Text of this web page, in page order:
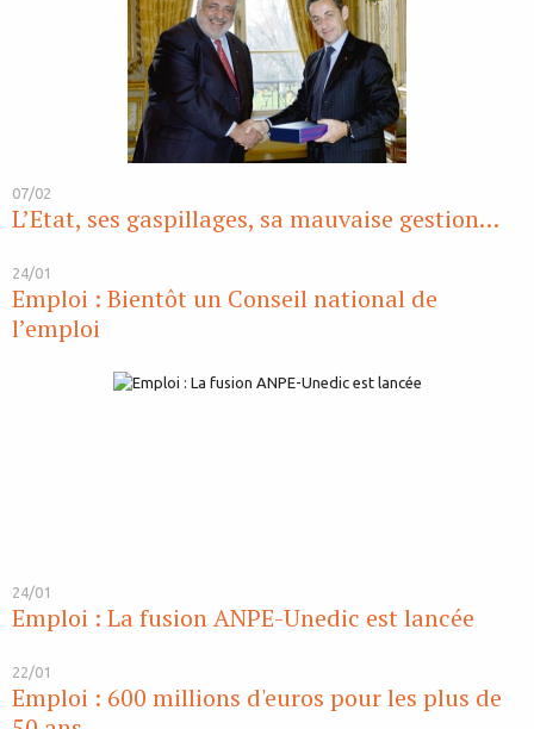
07/02
L’Etat, ses gaspillages, sa mauvaise gestion…
24/01
Emploi : Bientôt un Conseil national de
l’emploi
24/01
Emploi : La fusion ANPE-Unedic est lancée
22/01
Emploi : 600 millions d'euros pour les plus de